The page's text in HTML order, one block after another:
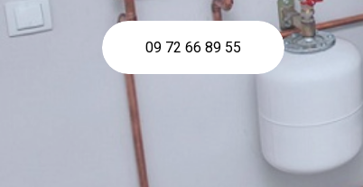
09 72 66 89 55